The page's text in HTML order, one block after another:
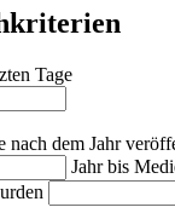
Tage
nach dem Jahr
Jahr bis